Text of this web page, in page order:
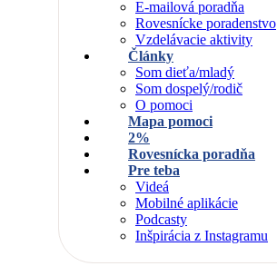
E-mailová poradňa
Rovesnícke poradenstvo
Vzdelávacie aktivity
Články
Som dieťa/mladý
Som dospelý/rodič
O pomoci
Mapa pomoci
2%
Rovesnícka poradňa
Pre teba
Videá
Mobilné aplikácie
Podcasty
Inšpirácia z Instagramu